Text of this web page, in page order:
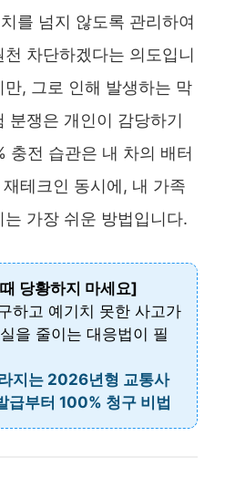
를 넘지 않도록 관리하여
차단하겠다는 의도입니
, 그로 인해 발생하는 막
분쟁은 개인이 감당하기
충전 습관은 내 차의 배터
테크인 동시에, 내 가족
가장 쉬운 방법입니다.
당황하지 마세요]
하고 예기치 못한 사고가
을 줄이는 대응법이 필
지는 2026년형 교통사
급부터 100% 청구 비법